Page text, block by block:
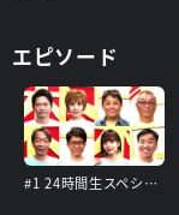
エピソード
#1 24時間生スペシャル2022 予選 第1ブロック 第1ゲーム～予選 第2ブロック 第4ゲーム 2022年8月27・28日放送